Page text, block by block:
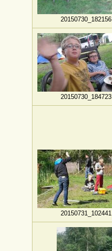
20150730_182156
20150730_184723
20150731_102441